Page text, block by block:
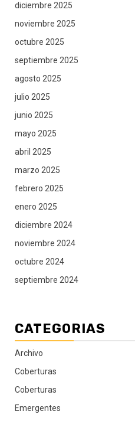
diciembre 2025
noviembre 2025
octubre 2025
septiembre 2025
agosto 2025
julio 2025
junio 2025
mayo 2025
abril 2025
marzo 2025
febrero 2025
enero 2025
diciembre 2024
noviembre 2024
octubre 2024
septiembre 2024
CATEGORIAS
Archivo
Coberturas
Coberturas
Emergentes